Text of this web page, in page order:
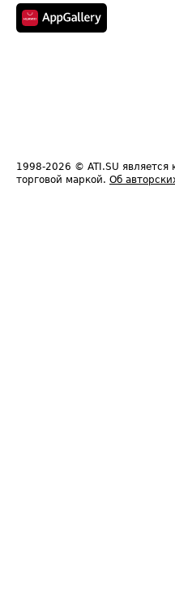
1998-2026 © ATI.SU является
торговой маркой. Об